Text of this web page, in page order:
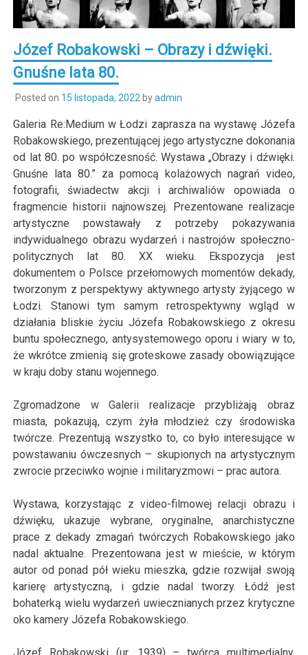
Józef Robakowski – Obrazy i dźwięki.
Gnuśne lata 80.
Posted on 15 listopada, 2022 byadmin
Galeria Re:Medium w Łodzi zaprasza na wystawę Józefa
Robakowskiego, prezentującej jego artystyczne dokonania
od lat 80. po współczesność. Wystawa „Obrazy i dźwięki.
Gnuśne lata 80.” za pomocą kolażowych nagrań video,
fotografii, świadectw akcji i archiwaliów opowiada o
fragmencie historii najnowszej. Prezentowane realizacje
artystyczne powstawały z potrzeby pokazywania
indywidualnego obrazu wydarzeń i nastrojów społeczno-
politycznych lat 80. XX wieku. Ekspozycja jest
dokumentem o Polsce przełomowych momentów dekady,
tworzonym z perspektywy aktywnego artysty żyjącego w
Łodzi. Stanowi tym samym retrospektywny wgląd w
działania bliskie życiu Józefa Robakowskiego z okresu
buntu społecznego, antysystemowego oporu i wiary w to,
że wkrótce zmienią się groteskowe zasady obowiązujące
w kraju doby stanu wojennego.
Zgromadzone w Galerii realizacje przybliżają obraz
miasta, pokazują, czym żyła młodzież czy środowiska
twórcze. Prezentują wszystko to, co było interesujące w
powstawaniu ówczesnych – skupionych na artystycznym
zwrocie przeciwko wojnie i militaryzmowi – prac autora.
Wystawa, korzystając z video-filmowej relacji obrazu i
dźwięku, ukazuje wybrane, oryginalne, anarchistyczne
prace z dekady zmagań twórczych Robakowskiego jako
nadal aktualne. Prezentowana jest w mieście, w którym
autor od ponad pół wieku mieszka, gdzie rozwijał swoją
karierę artystyczną, i gdzie nadal tworzy. Łódź jest
bohaterką wielu wydarzeń uwiecznianych przez krytyczne
oko kamery Józefa Robakowskiego.
Józef Robakowski (ur. 1939) – twórca multimedialny,